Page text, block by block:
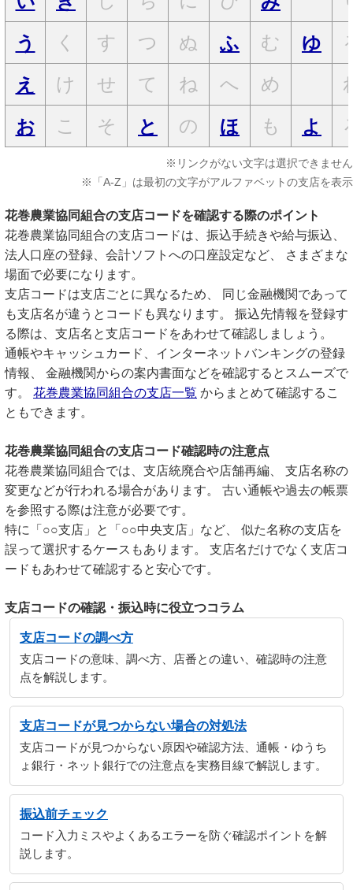
う
く す つ ぬ ふ む ゆ
え
け せ て ね へ め
お
こ そ と の ほ も よ
※リンクがない文字は選択できません
※「A-Z」は最初の文字がアルファベットの支店を表示
花巻農業協同組合の支店コードを確認する際のポイント
花巻農業協同組合の支店コードは、振込手続きや給与振込、
法人口座の登録、会計ソフトへの口座設定など、 さまざまな
場面で必要になります。
支店コードは支店ごとに異なるため、 同じ金融機関であって
も支店名が違うとコードも異なります。 振込先情報を登録す
る際は、支店名と支店コードをあわせて確認しましょう。
通帳やキャッシュカード、インターネットバンキングの登録
情報、 金融機関からの案内書面などを確認するとスムーズで
す。 花巻農業協同組合の支店一覧 からまとめて確認するこ
ともできます。
花巻農業協同組合の支店コード確認時の注意点
花巻農業協同組合では、支店統廃合や店舗再編、 支店名称の
変更などが行われる場合があります。 古い通帳や過去の帳票
を参照する際は注意が必要です。
特に「○○支店」と「○○中央支店」など、 似た名称の支店を
誤って選択するケースもあります。 支店名だけでなく支店コ
ードもあわせて確認すると安心です。
支店コードの確認・振込時に役立つコラム
支店コードの調べ方
支店コードの意味、調べ方、店番との違い、確認時の注意
点を解説します。
支店コードが見つからない場合の対処法
支店コードが見つからない原因や確認方法、通帳・ゆうち
ょ銀行・ネット銀行での注意点を実務目線で解説します。
振込前チェック
コード入力ミスやよくあるエラーを防ぐ確認ポイントを解
説します。